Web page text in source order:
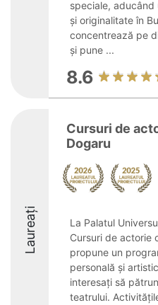
speciale,
și originalitate în
concentrează pe
și pune ...
8.6
Laureați
Cursuri de
Dogaru
La Palatul
Cursuri de actorie
propune un
personală și
interesați să
teatrului.